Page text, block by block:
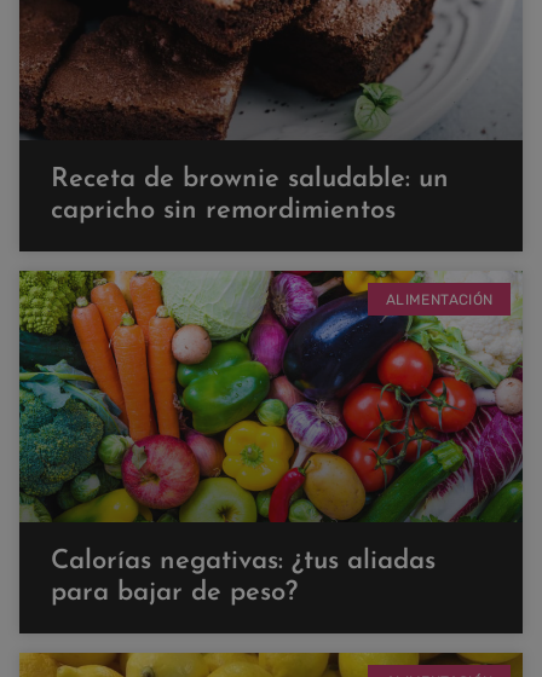
Receta de brownie saludable: un
capricho sin remordimientos
ALIMENTACIÓN
Calorías negativas: ¿tus aliadas
para bajar de peso?